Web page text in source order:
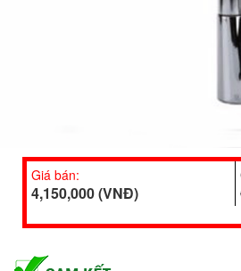
Giá bán:
4,150,000 (VNĐ)